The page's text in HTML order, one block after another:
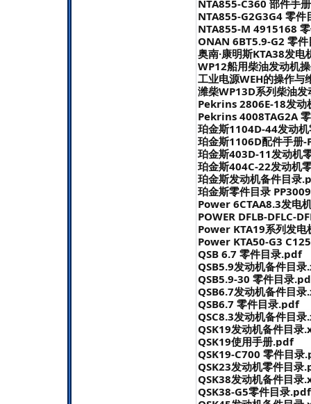
NTA855-C360 部件手
NTA855-G2G3G4 零
NTA855-M 4915168
ONAN 6BT5.9-G2 零
奥南·康明斯KTA38发
WP12船用柴油发动机
工业电源WEH的操作
潍柴WP13D系列柴油
Pekrins 2806E-18发动
Pekrins 4008TAG2A
珀金斯1104D-44发动
珀金斯1106D配件手册
珀金斯403D-11发动机
珀金斯404C-22发动机
珀金斯发动机备件目录
珀金斯零件目录
Power 6CTAA8.3发电
POWER DFLB-DFLC-
Power KTA19系列发
Power KTA50-G3
QSB 6.7 零件目录.pdf
QSB5.9发动机备件目
QSB5.9-30 零件目录
QSB6.7发动机备件目
QSB6.7 零件目录.pdf
QSC8.3发动机备件目
QSK19发动机备件目
QSK19使用手册.pdf
QSK19-C700 零件目录
QSK23发动机零件目录
QSK38发动机备件目
QSK38-G5零件目录.pdf